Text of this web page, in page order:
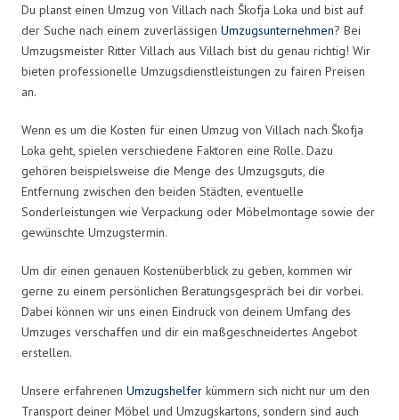
Du planst einen Umzug von Villach nach Škofja Loka und bist auf
der Suche nach einem zuverlässigen Umzugsunternehmen? Bei
Umzugsmeister Ritter Villach aus Villach bist du genau richtig! Wir
bieten professionelle Umzugsdienstleistungen zu fairen Preisen
an.
Wenn es um die Kosten für einen Umzug von Villach nach Škofja
Loka geht, spielen verschiedene Faktoren eine Rolle. Dazu
gehören beispielsweise die Menge des Umzugsguts, die
Entfernung zwischen den beiden Städten, eventuelle
Sonderleistungen wie Verpackung oder Möbelmontage sowie der
gewünschte Umzugstermin.
Um dir einen genauen Kostenüberblick zu geben, kommen wir
gerne zu einem persönlichen Beratungsgespräch bei dir vorbei.
Dabei können wir uns einen Eindruck von deinem Umfang des
Umzuges verschaffen und dir ein maßgeschneidertes Angebot
erstellen.
Unsere erfahrenen Umzugshelfer kümmern sich nicht nur um den
Transport deiner Möbel und Umzugskartons, sondern sind auch